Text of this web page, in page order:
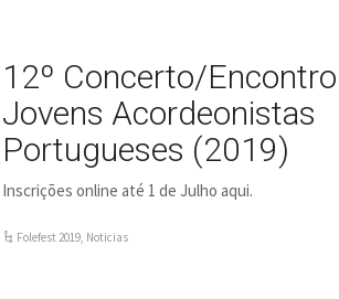
12º Concerto/
Jovens Acordeonistas
Portugueses (2019)
Inscrições online até 1 de Julho aqui.
Folefest 2019, Noticias